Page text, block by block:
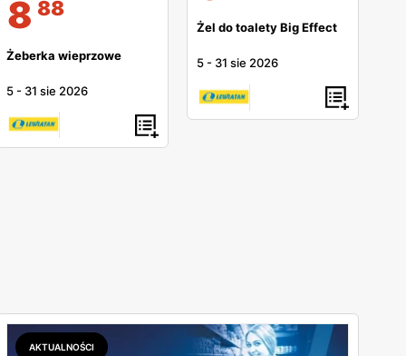
8 88
Żeberka wieprzowe
5 - 31 sie 2026
Żel do toalety Big Effect
5 - 31 sie 2026
AKTUALNOŚCI